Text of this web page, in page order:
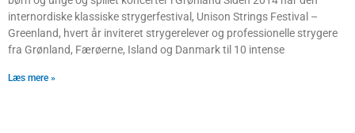
internordiske klassiske strygerfestival, Unison Strings Festival –
Greenland, hvert år inviteret strygerelever og professionelle strygere
fra Grønland, Færøerne, Island og Danmark til 10 intense
Læs mere »